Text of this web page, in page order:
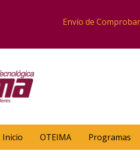
Envío de
Inicio OTEIMA Programas